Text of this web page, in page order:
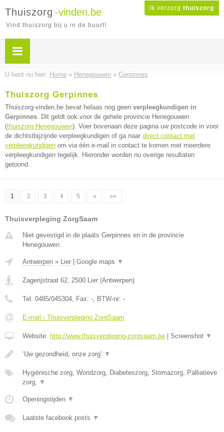
Ik verzorg thuiszorg
Thuiszorg -vinden.be
Vind thuiszorg bij u in de buurt!
U bent nu hier: Home » Henegouwen » Gerpinnes
Thuiszorg Gerpinnes
Thuiszorg-vinden.be bevat helaas nog geen verpleegkundigen in
Gerpinnes. Dit geldt ook voor de gehele provincie Henegouwen
(thuiszorg Henegouwen). Voer bovenaan deze pagina uw postcode in voor
de dichtstbijzijnde verpleegkundigen of ga naar direct contact met
verpleegkundigen om via één e-mail in contact te komen met meerdere
verpleegkundigen tegelijk. Hieronder worden nu overige resultaten
getoond.
1 2 3 4 5 » »»
Thuisverpleging ZorgSaam
Niet gevestigd in de plaats Gerpinnes en in de provincie
Henegouwen.
Antwerpen » Lier Google maps ▼
Zagerijstraat 62, 2500 Lier (Antwerpen)
Tel: 0485/045304, Fax: -, BTW-nr: -
E-mail › Thuisverpleging ZorgSaam
Website: http://www.thuisverpleging-zorgsaam.be Screenshot ▼
‘Uw gezondheid, onze zorg’ ▼
Hygiënische zorg, Wondzorg, Diabeteszorg, Stomazorg, Palliatieve
zorg, ▼
Openingstijden ▼
Laatste facebook posts ▼